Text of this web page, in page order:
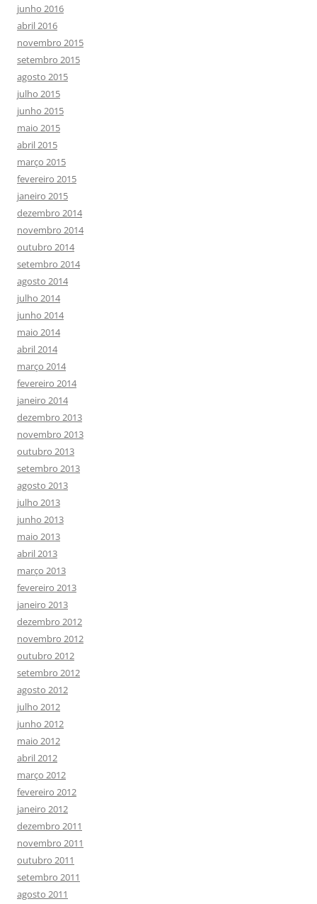
junho 2016
abril 2016
novembro 2015
setembro 2015
agosto 2015
julho 2015
junho 2015
maio 2015
abril 2015
março 2015
fevereiro 2015
janeiro 2015
dezembro 2014
novembro 2014
outubro 2014
setembro 2014
agosto 2014
julho 2014
junho 2014
maio 2014
abril 2014
março 2014
fevereiro 2014
janeiro 2014
dezembro 2013
novembro 2013
outubro 2013
setembro 2013
agosto 2013
julho 2013
junho 2013
maio 2013
abril 2013
março 2013
fevereiro 2013
janeiro 2013
dezembro 2012
novembro 2012
outubro 2012
setembro 2012
agosto 2012
julho 2012
junho 2012
maio 2012
abril 2012
março 2012
fevereiro 2012
janeiro 2012
dezembro 2011
novembro 2011
outubro 2011
setembro 2011
agosto 2011